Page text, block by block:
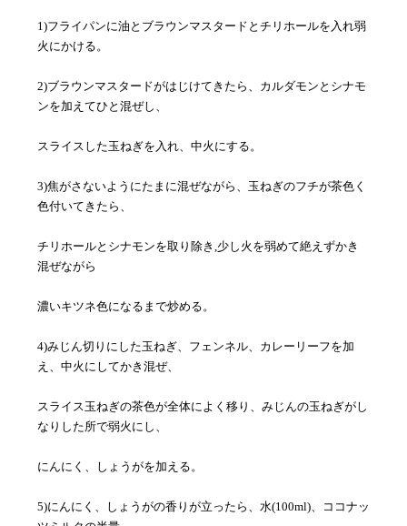
1)フライパンに油とブラウンマスタードとチリホールを入れ弱
火にかける。
2)ブラウンマスタードがはじけてきたら、カルダモンとシナモ
ンを加えてひと混ぜし、
スライスした玉ねぎを入れ、中火にする。
3)焦がさないようにたまに混ぜながら、玉ねぎのフチが茶色く
色付いてきたら、
チリホールとシナモンを取り除き,少し火を弱めて絶えずかき
混ぜながら
濃いキツネ色になるまで炒める。
4)みじん切りにした玉ねぎ、フェンネル、カレーリーフを加
え、中火にしてかき混ぜ、
スライス玉ねぎの茶色が全体によく移り、みじんの玉ねぎがし
なりした所で弱火にし、
にんにく、しょうがを加える。
5)にんにく、しょうがの香りが立ったら、水(100ml)、ココナッ